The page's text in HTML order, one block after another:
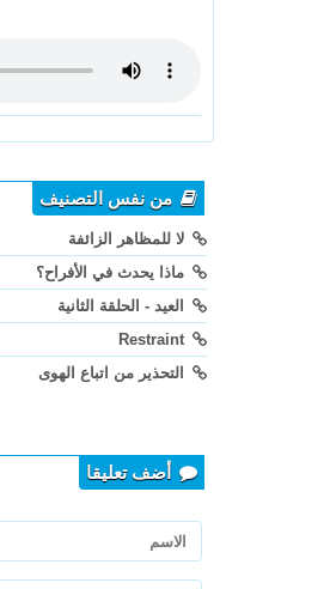
من نفس التصنيف
لا للمظاهر الزائفة
ماذا يحدث في الأفراح؟
العيد - الحلقة الثانية
التحذير من اتباع الهوى
أضف تعليقا